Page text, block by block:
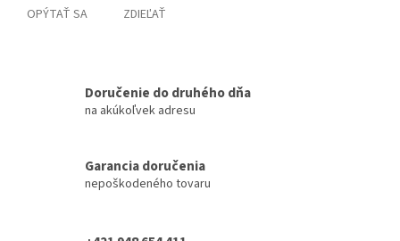
OPÝTAŤ SA ZDIEĽAŤ
Doručenie do druhého dňa
na akúkoľvek adresu
Garancia doručenia
nepoškodeného tovaru